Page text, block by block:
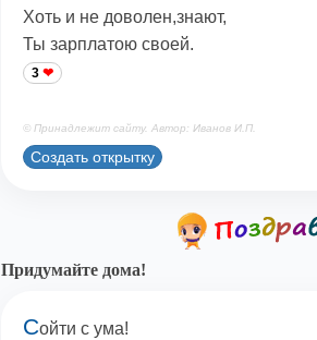
Хоть и не доволен,знают,
Ты зарплатою своей.
3
© Принадлежит сайту. Автор: Иванов И.П.
Создать открытку
Придумайте дома!
Сойти с ума!